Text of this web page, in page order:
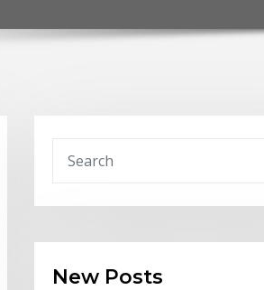
New Posts